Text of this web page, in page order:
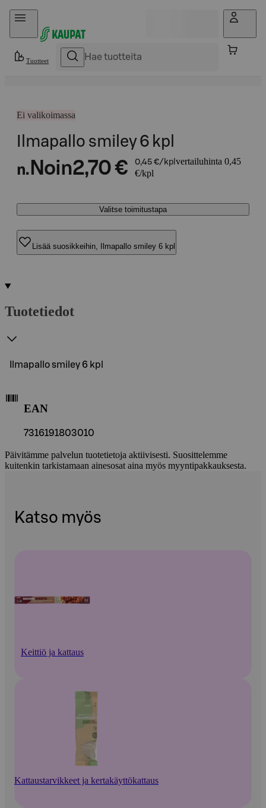
Hyppää sisältöön
Tuotteet
Ei valikoimassa
Ilmapallo smiley 6 kpl
n. Noin2,70 € 0,45 €/kpl vertailuhinta 0,45
€/kpl
Valitse toimitustapa
Lisää suosikkeihin, Ilmapallo smiley 6 kpl
Tuotetiedot
Ilmapallo smiley 6 kpl
EAN
7316191803010
Päivitämme palvelun tuotetietoja aktiivisesti. Suosittelemme
kuitenkin tarkistamaan ainesosat aina myös myyntipakkauksesta.
Katso myös
Keittiö ja kattaus
Kattaustarvikkeet ja kertakäyttökattaus